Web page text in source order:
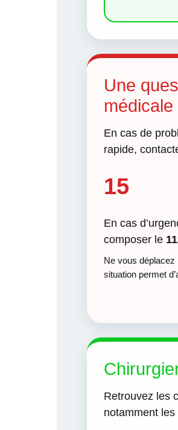
Une
médicale
En cas de
rapide,
15
En cas
composer le
Ne vous
situation permet
Retrouvez les
notamment